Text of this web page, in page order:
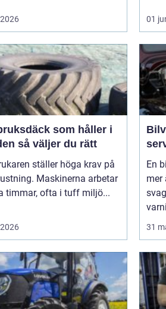
01
som håller i
längden så väljer du rätt
ställer höga krav på
Maskinerna arbetar
timmar, ofta i tuff miljö...
En
mer
31